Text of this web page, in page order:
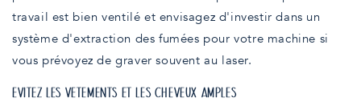
travail est bien ventilé et envisagez d'investir dans un
système d'extraction des fumées pour votre machine si
vous prévoyez de graver souvent au laser.
ÉVITEZ LES VÊTEMENTS ET LES CHEVEUX AMPLES